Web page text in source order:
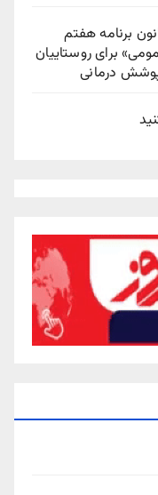
برنامه هفتم
برای روستاییان
درمانی